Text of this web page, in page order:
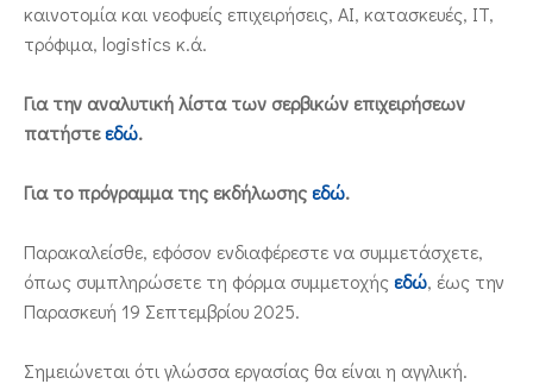
καινοτομία και νεοφυείς επιχειρήσεις, AI, κατασκευές, IT,
τρόφιμα, logistics κ.ά.
Για την αναλυτική λίστα των σερβικών επιχειρήσεων
πατήστεεδώ.
Για το πρόγραμμα της εκδήλωσης εδώ.
Παρακαλείσθε, εφόσον ενδιαφέρεστε να συμμετάσχετε,
όπως συμπληρώσετε τη φόρμα συμμετοχής εδώ, έως την
Παρασκευή 19 Σεπτεμβρίου 2025.
Σημειώνεται ότι γλώσσα εργασίας θα είναι η αγγλική.